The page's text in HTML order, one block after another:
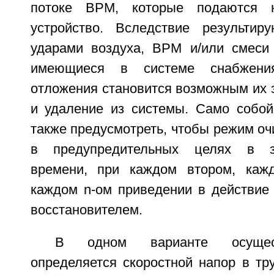
потоке ВРМ, которые подаются
устройство. Вследствие
ударами воздуха, ВРМ и/или
имеющиеся в системе
отложения становится возможным их
и удаление из системы. Само
также предусмотреть, чтобы режим
в предупредительных целях в
времени, при каждом втором,
каждом n-ом приведении в
восстановителем.
В одном варианте
определяется скоростной напор в